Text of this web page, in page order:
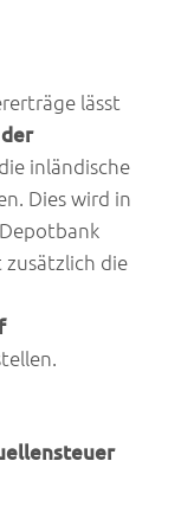
lässt
inländische
Dies wird in
die